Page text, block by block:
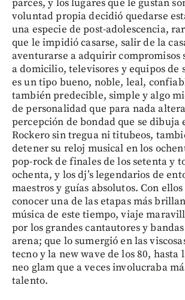
parces, y los lugares que le gustan
voluntad propia decidió quedarse
una especie de post-adolescencia,
que le impidió casarse, salir de la
aventurarse a adquirir compromisos
a domicilio, televisores y equipos de
es un tipo bueno, noble, leal,
también predecible, simple y algo
de personalidad que para nada
percepción de bondad que se dibuja
Rockero sin tregua ni titubeos,
detener su reloj musical en los
pop-rock de finales de los setenta y
ochenta, y los dj’s legendarios de
maestros y guías absolutos. Con
conocer una de las etapas más
música de este tiempo, viaje
por los grandes cantautores y
arena; que lo sumergió en las
tecno y la new wave de los 80, hasta
neo glam que a veces involucraba
talento.